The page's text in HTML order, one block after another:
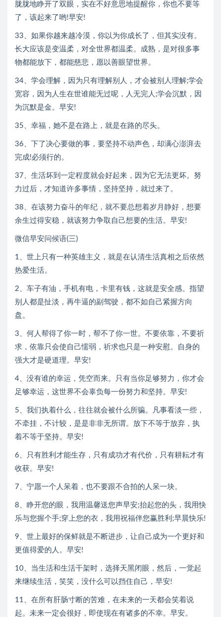
胧胧地睁开了双眼，实在不好意思地提醒你，你也不要等
了，该起来了哟!早安!
33、如果你越来越冷漠，你以为你成长了，但其实没有。
长大应该是变温柔，对全世界都温柔。成熟，是对很多事
物都能放下，都能慈悲，愿以善眼望世界。
34、学会理解，因为只有理解别人，才会被别人理解;学会
宽容，因为人生在世谁能无过呢，人无完人;学会沉默，因
为沉默是金。早安!
35、幸福，她不是在路上，就是在路的尽头。
36、下了决心要做的事，要坚持不动声色，却满心澎湃去
完成!必须行的。
37、生活坏到一定程度就会好起来，因为它无法更坏。努
力过后，才知道许多事情，坚持坚持，就过来了。
38、在该努力奋斗的年纪，就不要总想着岁月静好，想要
余生过得安稳，就该努力争取自己想要的生活。早安!
微信早安问候语(三)
1、世上只有一种英雄主义，就是在认清生活真相之后依然
热爱生活。
2、车子有油，手机有电，卡里有钱，这就是安全感。指望
别人都是扯淡，再牛逼的副驾驶，都不如自己紧握方向
盘。
3、何人帮得了你一时，帮不了你一世。不要依靠，不要祈
求，依靠只会使自己懦弱，祈求也只是一种安慰。自身的
强大才是硬道理。早安!
4、没有谁的幸运，凭空而来。只有当你足够努力，你才会
足够幸运，这世界不会辜负每一份努力和坚持。早安!
5、我们执着什么，往往就会被什么所骗。凡事看淡一些，
不牵挂，不计较，是是非非无所谓。放下不等于放弃，执
着不等于坚持。早安!
6、只有胜利才能生存，只有成功才有代价，只有耕耘才有
收获。早安!
7、宁愿一个人呆着，也不要跟不合拍的人呆一块。
8、睁开您的眼，我用温馨送您声早安;抬起您的头，我用快
乐与您握个手;穿上您的衣，我用祝福伴您赢胜利;早晨快乐!
9、世上最好的保鲜就是不断进步，让自己成为一个更好和
更值得爱的人。早安!
10、当生活和生活干架时，选择天黑闭眼，然后，一觉起
来继续生活，笑笑，没什么可以挡住自己，早安!
11、在所有肝肠寸断的苦难，在未来的一天都会笑着说
起。未来一定会很好，即使现在有诸多的不幸。早安。